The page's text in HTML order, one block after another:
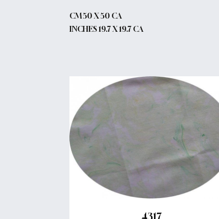
CM 50 X 50 CA
INCHES 19.7 X 19.7 CA